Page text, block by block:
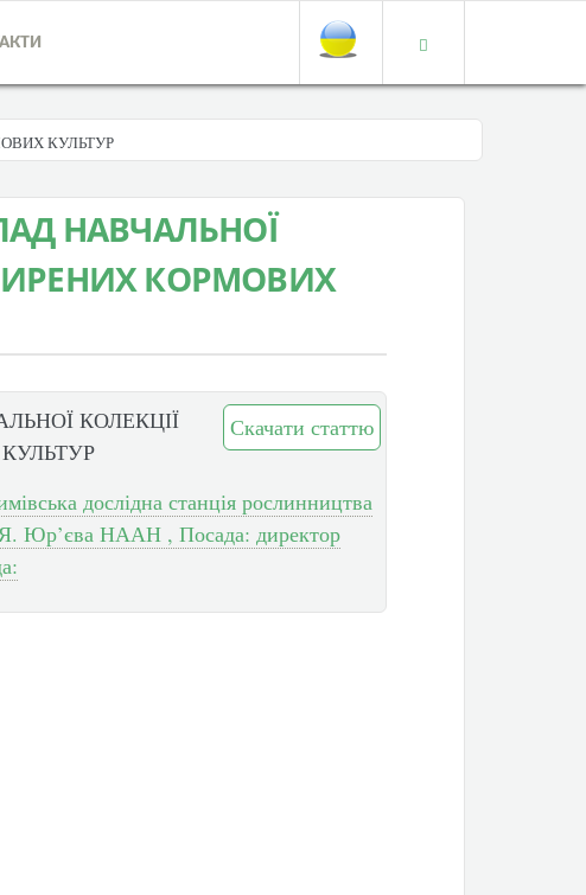
КУЛЬТУР
НАВЧАЛЬНОЇ
КОРМОВИХ
Скачати статтю
КОЛЕКЦІЇ
дослідна станція рослинництва
Юр’єва НААН , Посада: директор